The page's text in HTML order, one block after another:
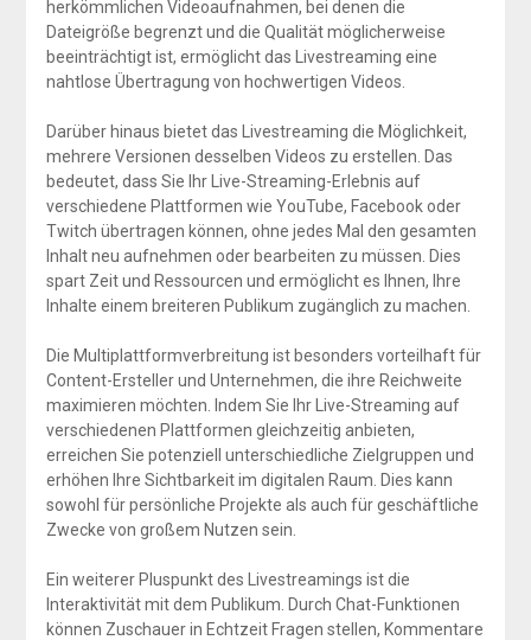
herkömmlichen Videoaufnahmen, bei denen die
Dateigröße begrenzt und die Qualität möglicherweise
beeinträchtigt ist, ermöglicht das Livestreaming eine
nahtlose Übertragung von hochwertigen Videos.
Darüber hinaus bietet das Livestreaming die Möglichkeit,
mehrere Versionen desselben Videos zu erstellen. Das
bedeutet, dass Sie Ihr Live-Streaming-Erlebnis auf
verschiedene Plattformen wie YouTube, Facebook oder
Twitch übertragen können, ohne jedes Mal den gesamten
Inhalt neu aufnehmen oder bearbeiten zu müssen. Dies
spart Zeit und Ressourcen und ermöglicht es Ihnen, Ihre
Inhalte einem breiteren Publikum zugänglich zu machen.
Die Multiplattformverbreitung ist besonders vorteilhaft für
Content-Ersteller und Unternehmen, die ihre Reichweite
maximieren möchten. Indem Sie Ihr Live-Streaming auf
verschiedenen Plattformen gleichzeitig anbieten,
erreichen Sie potenziell unterschiedliche Zielgruppen und
erhöhen Ihre Sichtbarkeit im digitalen Raum. Dies kann
sowohl für persönliche Projekte als auch für geschäftliche
Zwecke von großem Nutzen sein.
Ein weiterer Pluspunkt des Livestreamings ist die
Interaktivität mit dem Publikum. Durch Chat-Funktionen
können Zuschauer in Echtzeit Fragen stellen, Kommentare